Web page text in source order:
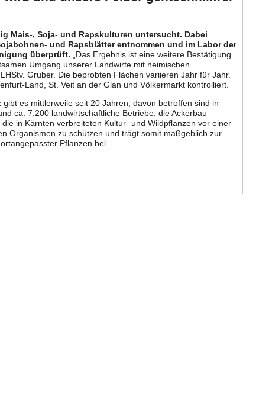
Mais-, Soja- und Rapskulturen untersucht. Dabei
und Rapsblätter entnommen und im Labor der
überprüft. „Das Ergebnis ist eine weitere Bestätigung
Umgang unserer Landwirte mit heimischen
Gruber. Die beprobten Flächen variieren Jahr für Jahr.
Land, St. Veit an der Glan und Völkermarkt kontrolliert.
es mittlerweile seit 20 Jahren, davon betroffen sind in
ca. 7.200 landwirtschaftliche Betriebe, die Ackerbau
in Kärnten verbreiteten Kultur- und Wildpflanzen vor einer
Organismen zu schützen und trägt somit maßgeblich zur
Pflanzen bei.